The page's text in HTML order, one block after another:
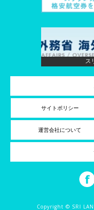
ス
サイトポリシー
運営会社について
Copyright © SRI